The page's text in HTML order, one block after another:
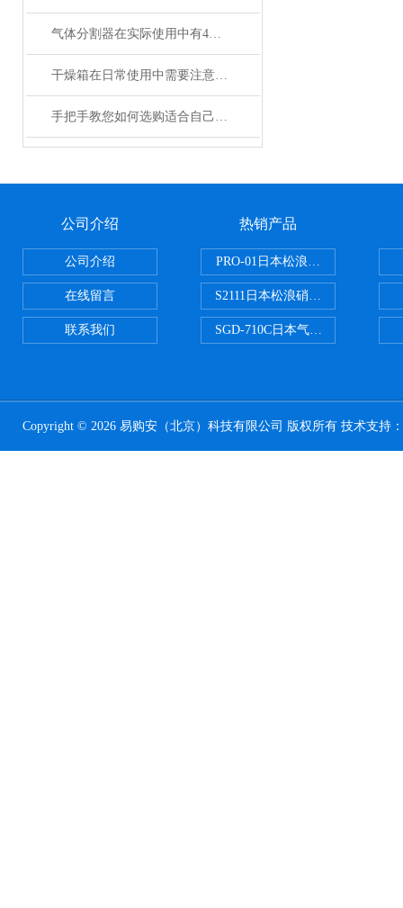
气体分割器在实际使用中有4大特性
干燥箱在日常使用中需要注意哪些事项？
手把手教您如何选购适合自己的日本加热板？
公司介绍
公司介绍
在线留言
联系我们
热销产品
PRO-01日本松浪硝子玻璃制品载
S2111日本松浪硝子载玻片
SGD-710C日本气体分割器
Copyright © 2026 易购安（北京）科技有限公司 版权所有 技术支持：